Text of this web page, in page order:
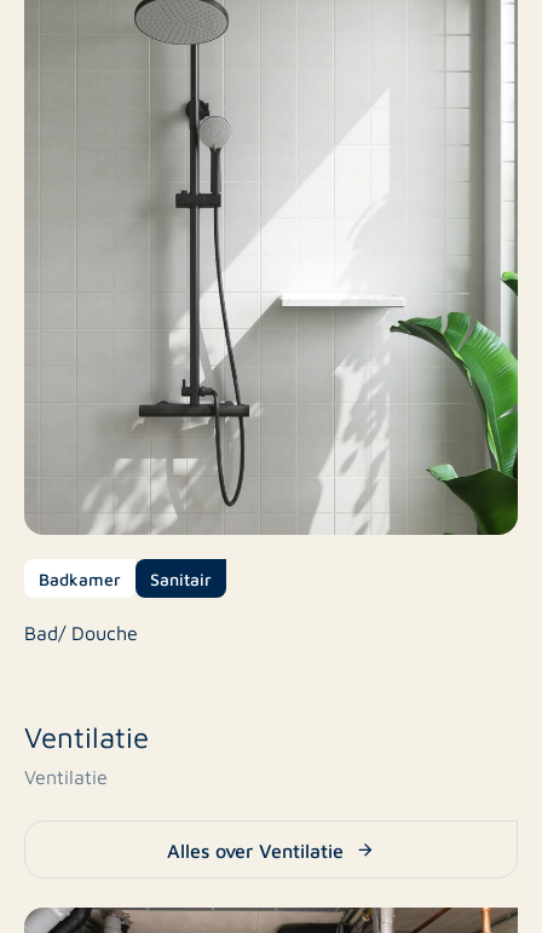
Badkamer Sanitair
Bad/ Douche
Ventilatie
Ventilatie
Alles over Ventilatie